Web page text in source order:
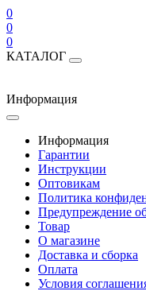
0
0
0
КАТАЛОГ
Информация
Информация
Гарантии
Инструкции
Оптовикам
Политика
Предупреждение
Товар
О магазине
Доставка и сборка
Оплата
Условия